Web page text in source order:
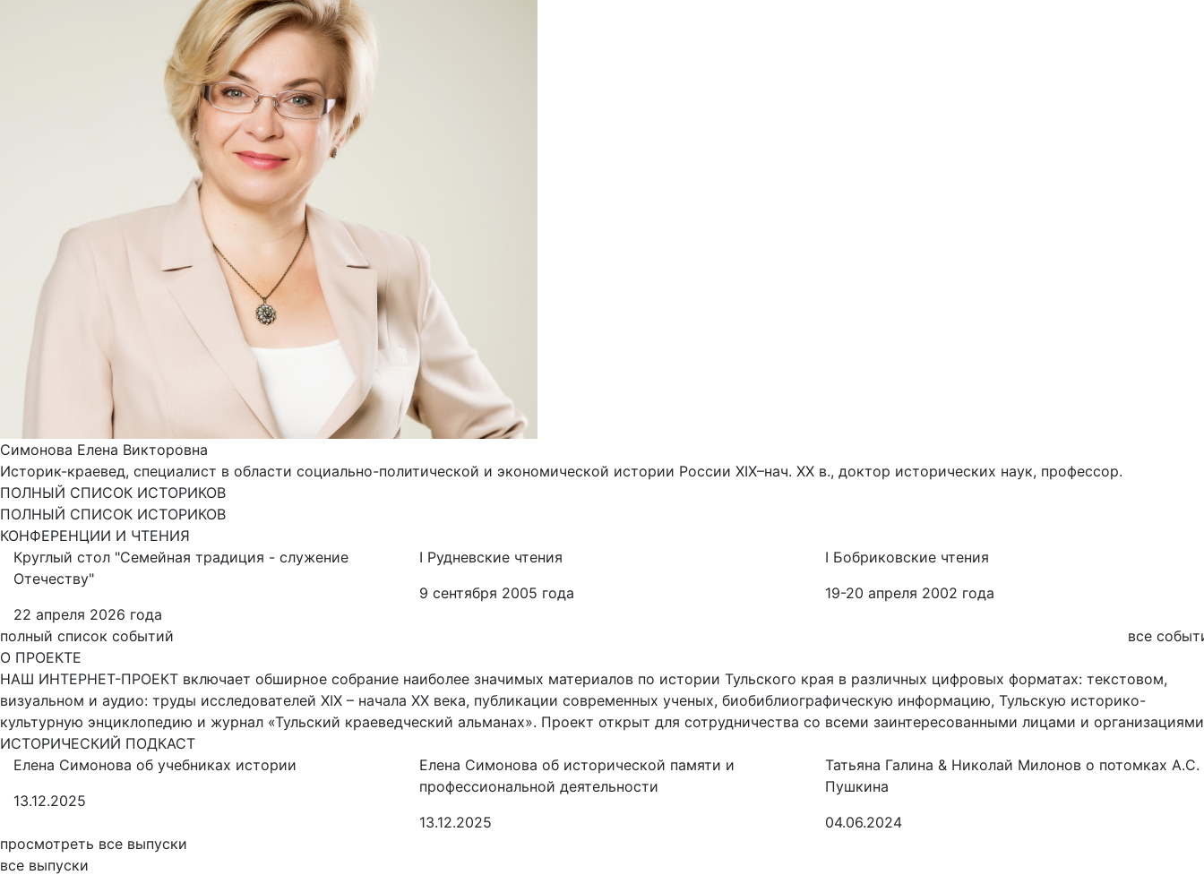
Симонова Елена Викторовна
Историк-краевед, специалист в области социально-политической и экономической истории России ХIX–нач. ХХ в., доктор исторических наук, профессор.
ПОЛНЫЙ СПИСОК ИСТОРИКОВ
ПОЛНЫЙ СПИСОК ИСТОРИКОВ
КОНФЕРЕНЦИИ И ЧТЕНИЯ
Круглый стол "Семейная традиция - служение
Отечеству"
22 апреля 2026 года
I Рудневские чтения
9 сентября 2005 года
I Бобриковские чтения
19-20 апреля 2002 года
полный список событий
все
О ПРОЕКТЕ
НАШ ИНТЕРНЕТ-ПРОЕКТ включает обширное собрание наиболее значимых материалов по истории Тульского края в различных цифровых форматах: текстовом,
визуальном и аудио: труды исследователей XIX – начала XX века, публикации современных ученых, биобиблиографическую информацию, Тульскую историко-
культурную энциклопедию и журнал «Тульский краеведческий альманах». Проект открыт для сотрудничества со всеми заинтересованными лицами и организациями
ИСТОРИЧЕСКИЙ ПОДКАСТ
Елена Симонова об учебниках истории
13.12.2025
Елена Симонова об исторической памяти и
профессиональной деятельности
13.12.2025
Татьяна Галина & Николай Милонов о потомках А.С.
Пушкина
04.06.2024
просмотреть все выпуски
все выпуски